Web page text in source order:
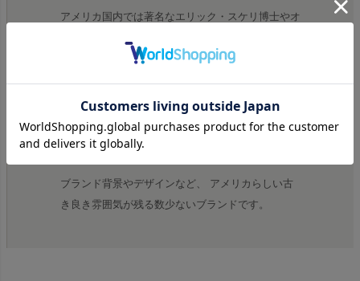
アメリカ国内では著名なエリック・スケリ博士やオ
愛用できる本格的なデザインでありながら、 ジャ
ュタインのTシャツは、 映画ララランドでも登場し
た、 ロサンゼルスにあるグリフィス 展望台で販売
されていたアイテムとなります。
ブランド背景やデザインなど、 アメリカらしい古
き良き雰囲気が残る数少ないブランドです。